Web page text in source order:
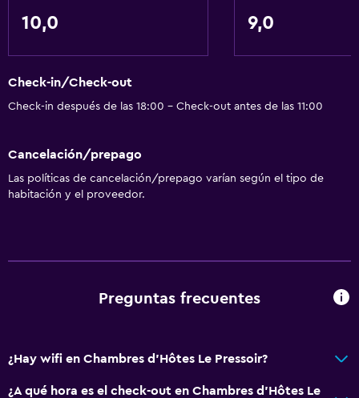
10,0 9,0
Check-in/Check-out
Check-in después de las 18:00 - Check-out antes de las 11:00
Cancelación/prepago
Las políticas de cancelación/prepago varían según el tipo de
habitación y el proveedor.
Preguntas frecuentes
¿Hay wifi en Chambres d'Hôtes Le Pressoir?
¿A qué hora es el check-out en Chambres d'Hôtes Le